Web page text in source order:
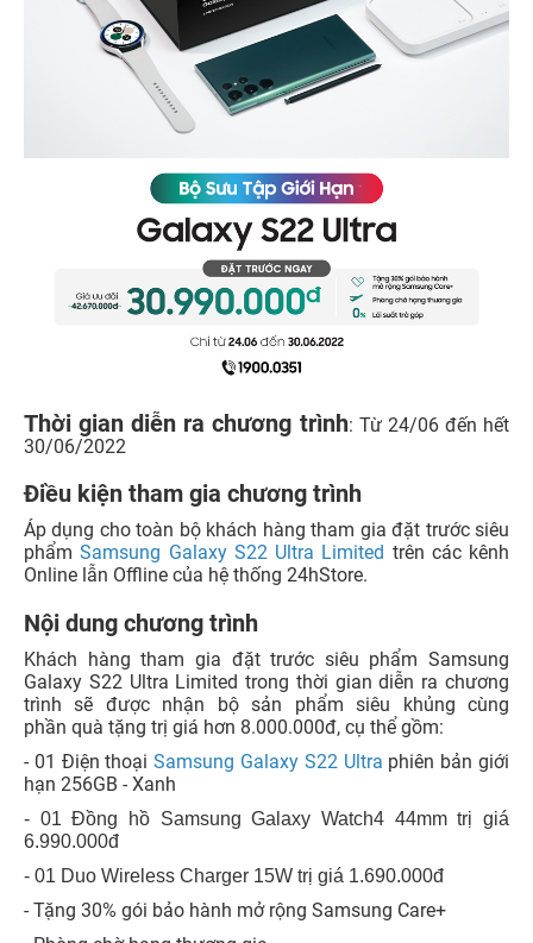
Thời gian diễn ra chương trình: Từ 24/06 đến hết
30/06/2022
Điều kiện tham gia chương trình
Áp dụng cho toàn bộ khách hàng tham gia đặt trước siêu
phẩmSamsung Galaxy S22 Ultra Limited trên các kênh
Online lẫn Offline của hệ thống 24hStore.
Nội dung chương trình
Khách hàng tham gia đặt trước siêu phẩm Samsung
Galaxy S22 Ultra Limited trong thời gian diễn ra chương
trình sẽ được nhận bộ sản phẩm siêu khủng cùng
phần quà tặng trị giá hơn 8.000.000đ, cụ thể gồm:
- 01 Điện thoạiSamsung Galaxy S22 Ultra phiên bản giới
hạn 256GB - Xanh
- 01 Đồng hồ Samsung Galaxy Watch4 44mm trị giá
6.990.000đ
- 01 Duo Wireless Charger 15W trị giá 1.690.000đ
- Tặng 30% gói bảo hành mở rộng Samsung Care+